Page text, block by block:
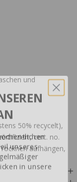
und
50% recycelt),
cert. no.
aufhängen,
unseres
in unsere